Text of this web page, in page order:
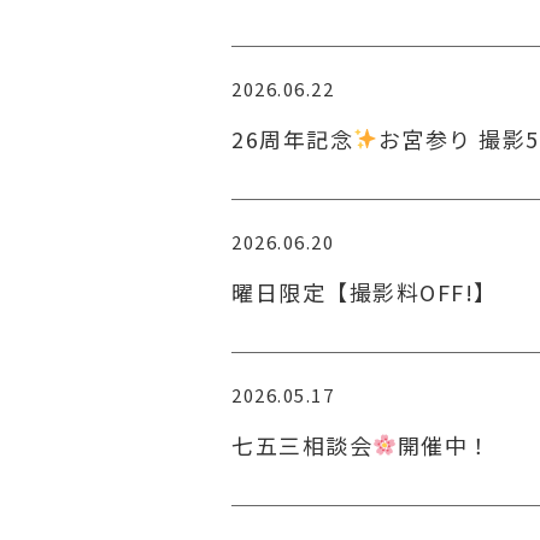
2026.06.22
26周年記念 お宮参り 撮影
2026.06.20
曜日限定【撮影料OFF!】
2026.05.17
七五三相談会 開催中！